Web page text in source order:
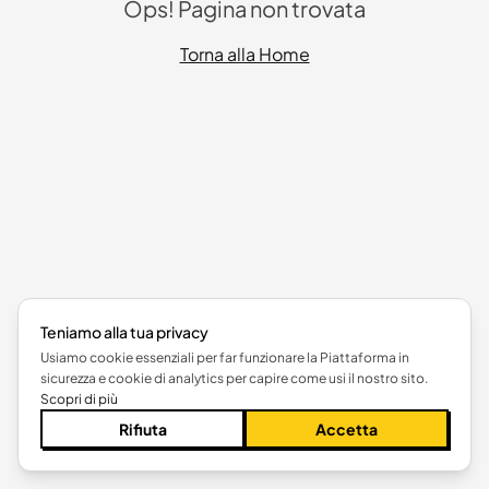
Ops! Pagina non trovata
Torna alla Home
Teniamo alla tua privacy
Usiamo cookie essenziali per far funzionare la Piattaforma in
sicurezza e cookie di analytics per capire come usi il nostro sito.
Scopri di più
Rifiuta Accetta